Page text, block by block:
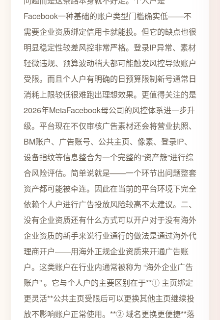
Facebook一种基础的账户类型门槛确实低——不
需要企业资质绑定信用卡就能投。但它的缺点也很
明显稳定性较差风控非常严格。登录IP异常、素材
轻微违规、预算波动稍大都可能触发风控导致账户
受限。而且个人户有明确的日预算限制新号通常日
消耗上限较低很难跑出理想效果。更值得关注的是
2026年MetaFacebook母公司的风控体系进一步升
级。平台现在不仅审核广告素材还会将营业执照、
BM账户、广告账号、公共主页、像素、登录IP、
设备指纹等信息整合为一个完整的“资产簇”进行综
合风险评估。简单说就是——一个环节出问题整套
资产都可能被牵连。因此在当前的平台环境下完全
依赖个人户进行广告投放风险较高不太建议。二、
没有企业资质还有什么方式可以开户对于没有海外
企业资质的新手来说行业通行的做法是通过海外代
理商开户——用海外正规企业资质来开通广告账
户。这类账户在行业内通常被称为 “海外企业广告
账户” 。它与个人户的主要区别在于**① 主页绑定
更灵活**公共主页受限后可以更换其他主页继续投
放不影响账户正常使用。**② 域名更换更便捷**落